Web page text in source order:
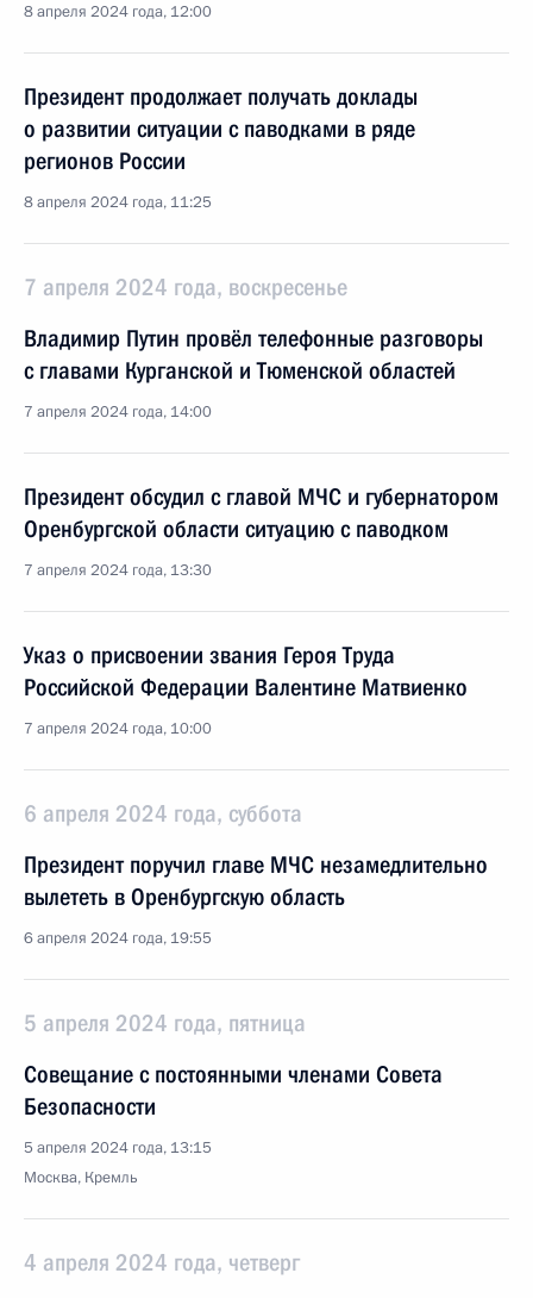
8 апреля 2024 года, 12:00
Президент продолжает получать доклады
о развитии ситуации с паводками в ряде
регионов России
8 апреля 2024 года, 11:25
7 апреля 2024 года, воскресенье
Владимир Путин провёл телефонные разговоры
с главами Курганской и Тюменской областей
7 апреля 2024 года, 14:00
Президент обсудил с главой МЧС и губернатором
Оренбургской области ситуацию с паводком
7 апреля 2024 года, 13:30
Указ о присвоении звания Героя Труда
Российской Федерации Валентине Матвиенко
7 апреля 2024 года, 10:00
6 апреля 2024 года, суббота
Президент поручил главе МЧС незамедлительно
вылететь в Оренбургскую область
6 апреля 2024 года, 19:55
5 апреля 2024 года, пятница
Совещание с постоянными членами Совета
Безопасности
5 апреля 2024 года, 13:15
Москва, Кремль
4 апреля 2024 года, четверг